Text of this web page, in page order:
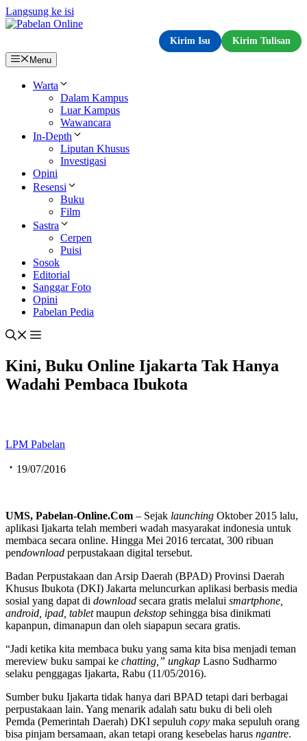
Langsung ke isi
Kirim Isu
Kirim Tulisan
Menu
Warta
Dalam Kampus
Luar Kampus
Wawancara
In-Depth
Liputan Khusus
Investigasi
Opini
Resensi
Buku
Film
Sastra
Cerpen
Puisi
Sosok
Editorial
Sanggar Foto
Opini
Pabelan Pedia
Kini, Buku Online Ijakarta Tak Hanya
Wadahi Pembaca Ibukota
LPM Pabelan
19/07/2016
UMS, Pabelan-Online.Com – Sejak launching Oktober 2015 lalu,
aplikasi Ijakarta telah memberi wadah masyarakat indonesia untuk
membaca secara online. Hingga Mei 2016 tercatat, 300 ribuan
pendownload perpustakaan digital tersebut.
Badan Perpustakaan dan Arsip Daerah (BPAD) Provinsi Daerah
Khusus Ibukota (DKI) Jakarta meluncurkan aplikasi berbasis media
sosial yang dapat di download secara gratis melalui smartphone,
android, ipad, tabletmaupun dekstop sehingga bisa dinikmati
kapanpun, dimanapun dan oleh siapapun secara gratis.
“Jadi ketika kita membaca buku yang sama kita bisa menjadi teman
mereview buku sampai ke chatting,” ungkap Lasno Sudharmo
selaku penggagas Ijakarta, Rabu (11/05/2016).
Sumber buku Ijakarta tidak hanya dari BPAD tetapi dari berbagai
perpustakaan lain. Yang menarik adalah satu buku di beli oleh
Pemda (Pemerintah Daerah) DKI sepuluh copy maka sepuluh orang
bisa pinjam bersamaan, akan tetapi orang kesebelas harus ngantre.